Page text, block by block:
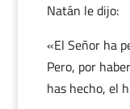
Natán le dijo:
«El Señor ha
Pero, por
has hecho, el